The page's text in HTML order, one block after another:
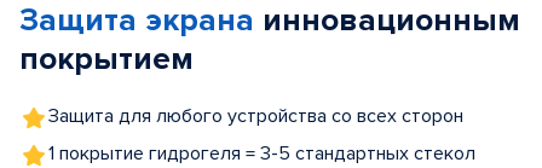
5
Защита экрана инновационным
покрытием
Защита для любого устройства со всех сторон
1 покрытие гидрогеля = 3-5 стандартных стекол